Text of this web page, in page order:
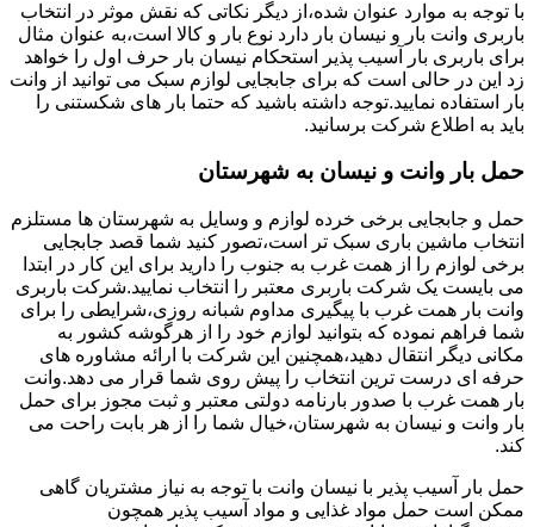
با توجه به موارد عنوان شده،از دیگر نکاتی که نقش موثر در انتخاب
باربری وانت بار و نیسان بار دارد نوع بار و کالا است،به عنوان مثال
برای باربری بار آسیب پذیر استحکام نیسان بار حرف اول را خواهد
زد این در حالی است که برای جابجایی لوازم سبک می توانید از وانت
بار استفاده نمایید.توجه داشته باشید که حتما بار های شکستنی را
باید به اطلاع شرکت برسانید.
حمل بار وانت و نیسان به شهرستان
حمل و جابجایی برخی خرده لوازم و وسایل به شهرستان ها مستلزم
انتخاب ماشین باری سبک تر است،تصور کنید شما قصد جابجایی
برخی لوازم را از همت غرب به جنوب را دارید برای این کار در ابتدا
می بایست یک شرکت باربری معتبر را انتخاب نمایید.شرکت باربری
وانت بار همت غرب با پیگیری مداوم شبانه روزی،شرایطی را برای
شما فراهم نموده که بتوانید لوازم خود را از هرگوشه کشور به
مکانی دیگر انتقال دهید،همچنین این شرکت با ارائه مشاوره های
حرفه ای درست ترین انتخاب را پیش روی شما قرار می دهد.وانت
بار همت غرب با صدور بارنامه دولتی معتبر و ثبت مجوز برای حمل
بار وانت و نیسان به شهرستان،خیال شما را از هر بابت راحت می
کند.
حمل بار آسیب پذیر با نیسان وانت با توجه به نیاز مشتریان گاهی
ممکن است حمل مواد غذایی و مواد آسیب پذیر همچون